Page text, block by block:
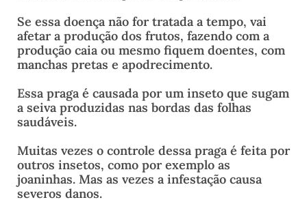
Se essa doença não for tratada a tempo, vai
afetar a produção dos frutos, fazendo com a
produção caia ou mesmo fiquem doentes, com
manchas pretas e apodrecimento.
Essa praga é causada por um inseto que sugam
a seiva produzidas nas bordas das folhas
saudáveis.
Muitas vezes o controle dessa praga é feita por
outros insetos, como por exemplo as
joaninhas. Mas as vezes a infestação causa
severos danos.